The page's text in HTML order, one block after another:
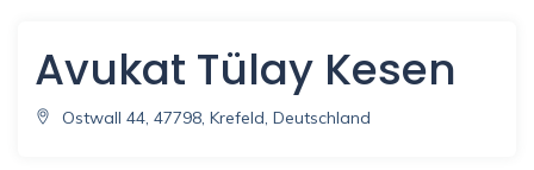
Avukat Tülay Kesen
Ostwall 44, 47798, Krefeld, Deutschland